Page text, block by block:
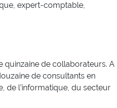
expert-comptable,
quinzaine de collaborateurs. A
de consultants en
de l’informatique, du secteur